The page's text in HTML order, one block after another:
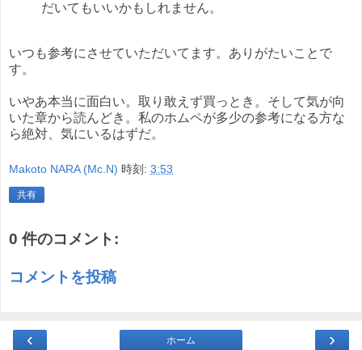
だいてもいいかもしれません。
いつも参考にさせていただいてます。ありがたいことで
す。
いやあ本当に面白い。取り敢えず買っとき。そして気が向
いた章から読んどき。私のホムペが多少の参考になる方な
ら絶対、気にいるはずだ。
Makoto NARA (Mc.N) 時刻: 3:53
共有
0 件のコメント:
コメントを投稿
‹ ›
ホーム